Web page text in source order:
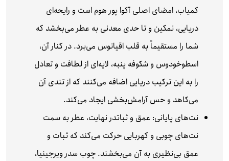
کمیاب، امضای اصلی آکوا پور هوم است و رایحه‌ای
دریایی، نمکین و تا حدی معدنی به عطر می‌بخشد که
شما را مستقیماً به قلب اقیانوس می‌برد. در کنار آن،
اسطوخودوس و شکوفه پنبه، لایه‌ای از لطافت و تعادل
را به این ترکیب دریایی اضافه می‌کنند که از تندی آن
می‌کاهد و حس آرامش‌بخشی ایجاد می‌کند.
نت‌های پایانی: عمق و ثباتدر نهایت، عطر به سمت
نت‌های چوبی و کهربایی حرکت می‌کند که ثبات و
عمق بی‌نظیری به آن می‌بخشند. چوب سدر ویرجینیا،